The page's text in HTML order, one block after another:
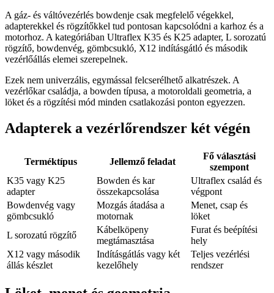
A gáz- és váltóvezérlés bowdenje csak megfelelő végekkel,
adapterekkel és rögzítőkkel tud pontosan kapcsolódni a karhoz és a
motorhoz. A kategóriában Ultraflex K35 és K25 adapter, L sorozatú
rögzítő, bowdenvég, gömbcsukló, X12 indításgátló és második
vezérlőállás elemei szerepelnek.
Ezek nem univerzális, egymással felcserélhető alkatrészek. A
vezérlőkar családja, a bowden típusa, a motoroldali geometria, a
löket és a rögzítési mód minden csatlakozási ponton egyezzen.
Adapterek a vezérlőrendszer két végén
Terméktípus Jellemző feladat
Fő választási
szempont
K35 vagy K25
adapter
Bowden és kar
összekapcsolása
Ultraflex család és
végpont
Bowdenvég vagy
gömbcsukló
Mozgás átadása a
motornak
Menet, csap és
löket
L sorozatú rögzítő
Kábelköpeny
megtámasztása
Furat és beépítési
hely
X12 vagy második
állás készlet
Indításgátlás vagy két
kezelőhely
Teljes vezérlési
rendszer